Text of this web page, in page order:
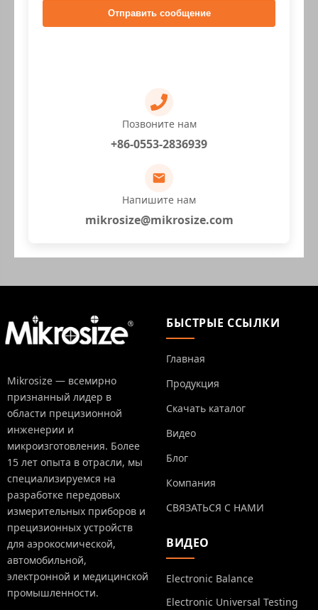
Отправить сообщение
Позвоните нам
+86-0553-2836939
Напишите нам
mikrosize@mikrosize.com
Mikrosize — всемирно
признанный лидер в
области прецизионной
инженерии и
микроизготовления. Более
15 лет опыта в отрасли, мы
специализируемся на
разработке передовых
измерительных приборов и
прецизионных устройств
для аэрокосмической,
автомобильной,
электронной и медицинской
промышленности.
БЫСТРЫЕ ССЫЛКИ
Главная
Продукция
Скачать каталог
Видео
Блог
Компания
СВЯЗАТЬСЯ С НАМИ
ВИДЕО
Electronic Balance
Electronic Universal Testing